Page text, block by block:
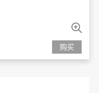
购买
